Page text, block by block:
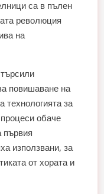
са в пълен
революция
на
повишаване на
технологията за
обаче
първия
използвани, за
от хората и